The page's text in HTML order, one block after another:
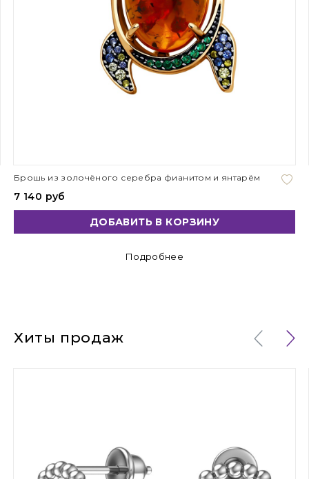
Брошь из золочёного серебра фианитом и янтарём
7 140 руб
ДОБАВИТЬ В КОРЗИНУ
Подробнее
Хиты продаж